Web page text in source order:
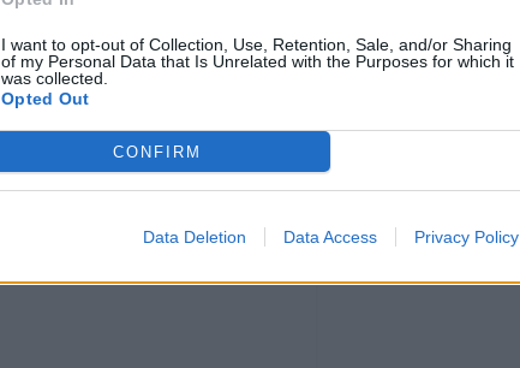
I want to opt-out of Collection, Use, Retention, Sale, and/or Sharing
of my Personal Data that Is Unrelated with the Purposes for which it
was collected.
Opted Out
CONFIRM
Data Deletion Data Access Privacy Policy